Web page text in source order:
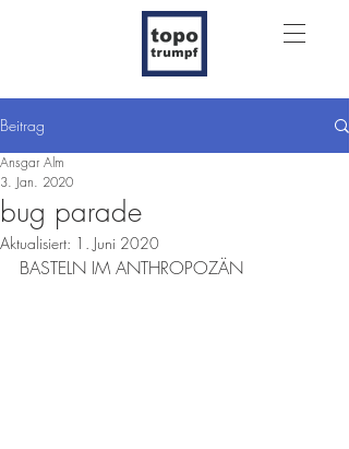
Beitrag
bug parade
Ansgar Alm
3. Jan. 2020
Aktualisiert: 1. Juni 2020
BASTELN IM ANTHROPOZÄN